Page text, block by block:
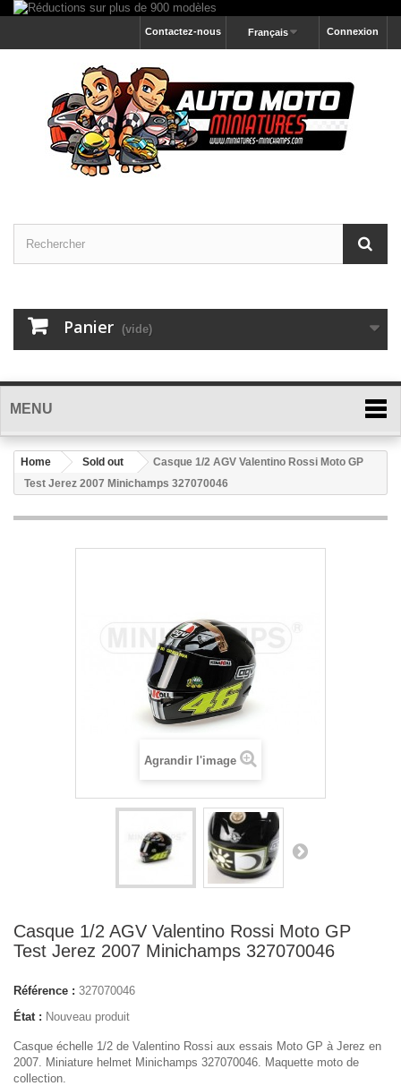
Connexion
Français
Contactez-nous
Panier (vide)
MENU
Home Sold out
Casque 1/2 AGV Valentino Rossi Moto GP
Test Jerez 2007 Minichamps 327070046
Agrandir l'image
Casque 1/2 AGV Valentino Rossi Moto GP
Test Jerez 2007 Minichamps 327070046
Référence : 327070046
État : Nouveau produit
Casque échelle 1/2 de Valentino Rossi aux essais Moto GP à Jerez en
2007. Miniature helmet Minichamps 327070046. Maquette moto de
collection.